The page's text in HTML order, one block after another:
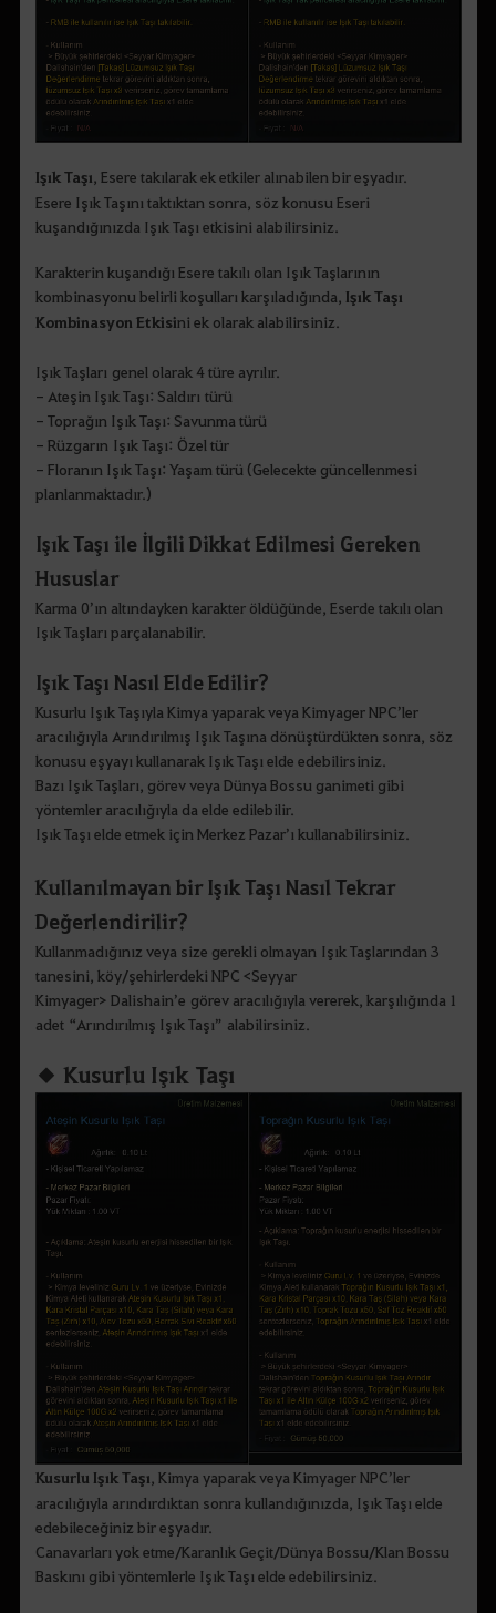
Işık Taşı , Esere takılarak ek etkiler alınabilen bir eşyadır.
Esere Işık Taşını taktıktan sonra, söz konusu Eseri
kuşandığınızda Işık Taşı etkisini alabilirsiniz.
Karakterin kuşandığı Esere takılı olan Işık Taşlarının
kombinasyonu belirli koşulları karşıladığında, Işık Taşı
Kombinasyon Etkisini ek olarak alabilirsiniz.
Işık Taşları genel olarak 4 türe ayrılır.
- Ateşin Işık Taşı: Saldırı türü
- Toprağın Işık Taşı: Savunma türü
- Rüzgarın Işık Taşı: Özel tür
- Floranın Işık Taşı: Yaşam türü (Gelecekte güncellenmesi
planlanmaktadır.)
Işık Taşı ile İlgili Dikkat Edilmesi Gereken
Hususlar
Karma 0’ın altındayken karakter öldüğünde, Eserde takılı olan
Işık Taşları parçalanabilir.
Işık Taşı Nasıl Elde Edilir?
Kusurlu Işık Taşıyla Kimya yaparak veya Kimyager NPC’ler
aracılığıyla Arındırılmış Işık Taşına dönüştürdükten sonra, söz
konusu eşyayı kullanarak Işık Taşı elde edebilirsiniz.
Bazı Işık Taşları, görev veya Dünya Bossu ganimeti gibi
yöntemler aracılığıyla da elde edilebilir.
Işık Taşı elde etmek için Merkez Pazar’ı kullanabilirsiniz.
Kullanılmayan bir Işık Taşı Nasıl Tekrar
Değerlendirilir?
Kullanmadığınız veya size gerekli olmayan Işık Taşlarından 3
tanesini, köy/şehirlerdeki NPC <Seyyar
Kimyager> Dalishain’e görev aracılığıyla vererek, karşılığında 1
adet “Arındırılmış Işık Taşı” alabilirsiniz.
◆ Kusurlu Işık Taşı
Kusurlu Işık Taşı , Kimya yaparak veya Kimyager NPC’ler
aracılığıyla arındırdıktan sonra kullandığınızda, Işık Taşı elde
edebileceğiniz bir eşyadır.
Canavarları yok etme/Karanlık Geçit/Dünya Bossu/Klan Bossu
Baskını gibi yöntemlerle Işık Taşı elde edebilirsiniz.